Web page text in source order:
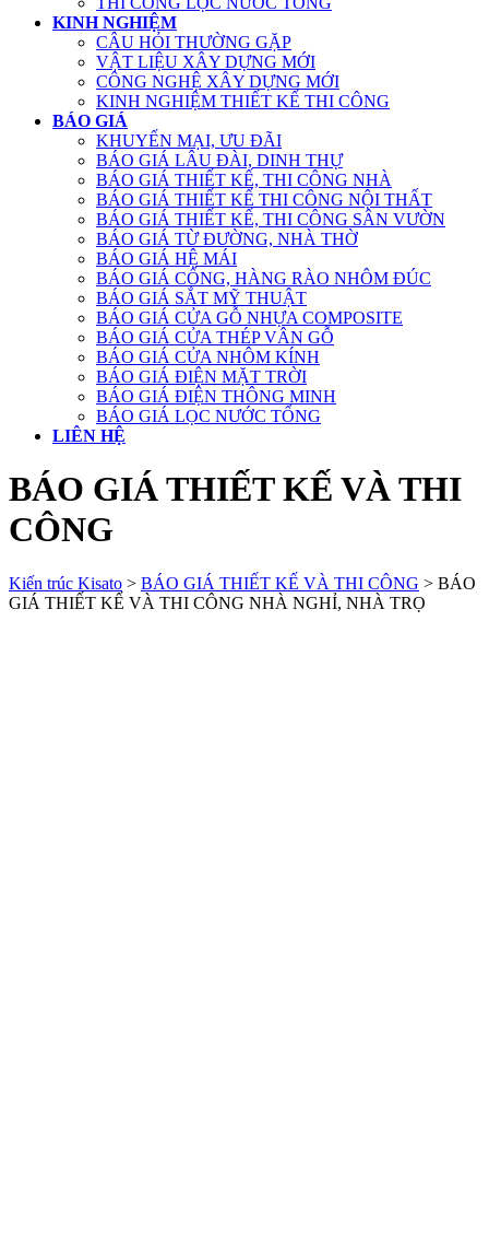
KINH NGHIỆM
CÂU HỎI THƯỜNG GẶP
VẬT LIỆU XÂY DỰNG MỚI
CÔNG NGHỆ XÂY DỰNG MỚI
KINH NGHIỆM THIẾT KẾ THI CÔNG
BÁO GIÁ
KHUYẾN MẠI, ƯU ĐÃI
BÁO GIÁ LÂU ĐÀI, DINH THỰ
BÁO GIÁ THIẾT KẾ, THI CÔNG NHÀ
BÁO GIÁ THIẾT KẾ THI CÔNG NỘI THẤT
BÁO GIÁ THIẾT KẾ, THI CÔNG SÂN VƯỜN
BÁO GIÁ TỪ ĐƯỜNG, NHÀ THỜ
BÁO GIÁ HỆ MÁI
BÁO GIÁ CỔNG, HÀNG RÀO NHÔM ĐÚC
BÁO GIÁ SẮT MỸ THUẬT
BÁO GIÁ CỬA GỖ NHỰA COMPOSITE
BÁO GIÁ CỬA THÉP VÂN GỖ
BÁO GIÁ CỬA NHÔM KÍNH
BÁO GIÁ ĐIỆN MẶT TRỜI
BÁO GIÁ ĐIỆN THÔNG MINH
BÁO GIÁ LỌC NƯỚC TỔNG
LIÊN HỆ
BÁO GIÁ THIẾT KẾ VÀ THI
CÔNG
Kiến trúc Kisato > BÁO GIÁ THIẾT KẾ VÀ THI CÔNG > BÁO
GIÁ THIẾT KẾ VÀ THI CÔNG NHÀ NGHỈ, NHÀ TRỌ